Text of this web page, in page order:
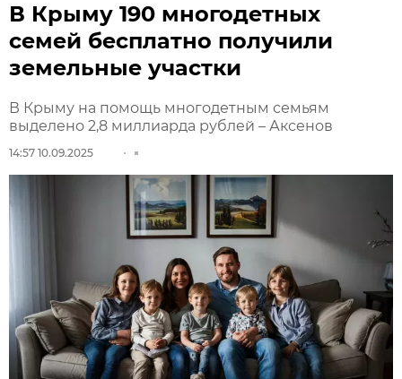
В Крыму 190 многодетных
семей бесплатно получили
земельные участки
В Крыму на помощь многодетным семьям
выделено 2,8 миллиарда рублей – Аксенов
14:57 10.09.2025